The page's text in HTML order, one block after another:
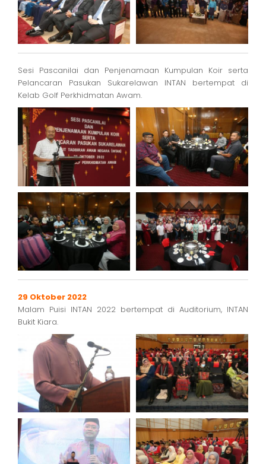
Sesi Pascanilai dan Penjenamaan Kumpulan Koir serta
Pelancaran Pasukan Sukarelawan INTAN bertempat di
Kelab Golf Perkhidmatan Awam.
29 Oktober 2022
Malam Puisi INTAN 2022 bertempat di Auditorium, INTAN
Bukit Kiara.